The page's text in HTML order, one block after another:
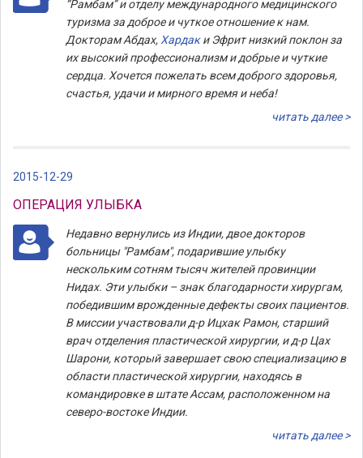
“Рамбам” и отделу международного медицинского
туризма за доброе и чуткое отношение к нам.
Докторам Абдах, Хардаки Эфрит низкий поклон за
их высокий профессионализм и добрые и чуткие
сердца. Хочется пожелать всем доброго здоровья,
счастья, удачи и мирного время и неба!
читать далее >
2015-12-29
ОПЕРАЦИЯ УЛЫБКА
Недавно вернулись из Индии, двое докторов
больницы "Рамбам", подарившие улыбку
нескольким сотням тысяч жителей провинции
Нидах. Эти улыбки – знак благодарности хирургам,
победившим врожденные дефекты своих пациентов.
В миссии участвовали д-р Ицхак Рамон, старший
врач отделения пластической хирургии, и д-р Цах
Шарони, который завершает свою специализацию в
области пластической хирургии, находясь в
командировке в штате Ассам, расположенном на
северо-востоке Индии.
читать далее >